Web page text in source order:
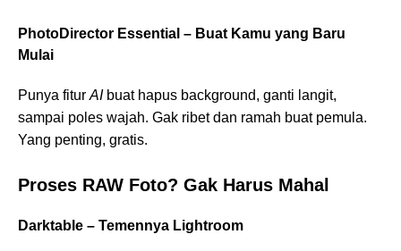
PhotoDirector Essential – Buat Kamu yang Baru
Mulai
Punya fiturAI buat hapus background, ganti langit,
sampai poles wajah. Gak ribet dan ramah buat pemula.
Yang penting, gratis.
Proses RAW Foto? Gak Harus Mahal
Darktable – Temennya Lightroom